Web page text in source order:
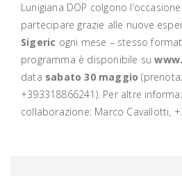
Lunigiana DOP colgono
partecipare grazie alle nuove
Sigeric ogni mese – stesso
programma è disponibile su
data sabato 30 maggio
+393318866241). Per altre
collaborazione: Marco Cavallotti,